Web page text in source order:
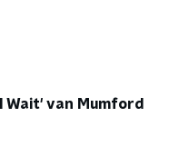
Wait' van Mumford